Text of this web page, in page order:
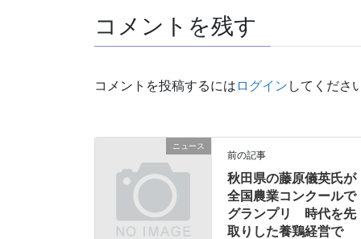
コメントを残す
コメントを投稿するには ログイン してくださ
ニュース
前の記事
秋田県の藤原儀英氏が
全国農業コンクールで
グランプリ 時代を先
取りした養鶏経営で